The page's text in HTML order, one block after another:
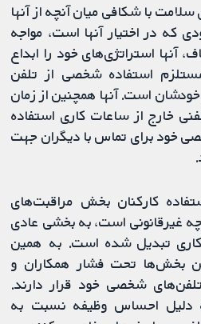
با شکافی میان آنچه از آنها
که در اختیار آنها است، مواجه
آنها استراتژی‌های خود را ابداع
استفاده شخصی از تلفن
خودشان است. آنها همچنین از زمان
خارج از ساعات کاری استفاده
خود برای تماس با دیگران جهت
کارکنان بخش مراقبت‌‌های
غیرقانونی است، به بخشی عادی
کاری تبدیل شده است. به همین
بخش‌ها تحت فشار همکاران و
شخصی خود قرار دارند.
دلیل احساس وظیفه نسبت به